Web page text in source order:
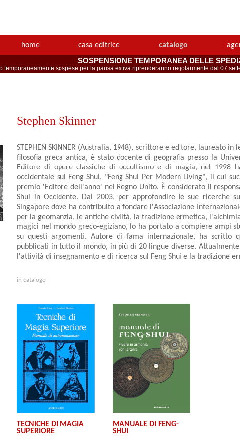
home casa editrice catalogo
SOSPENSIONE TEMPORANEA DELLE
temporaneamente sospese per la pausa estiva riprenderanno regolarmente dal 07
Stephen Skinner
STEPHEN SKINNER (Australia, 1948), scrittore e editore, laureato
filosofia greca antica, è stato docente di geografia presso la
Editore di opere classiche di occultismo e di magia, nel 1998
occidentale sul Feng Shui, "Feng Shui Per Modern Living", il cui
premio 'Editore dell'anno' nel Regno Unito. È considerato il
Shui in Occidente. Dal 2003, per approfondire le sue ricerche
Singapore dove ha contribuito a fondare l'Associazione
per la geomanzia, le antiche civiltà, la tradizione ermetica,
magici nel mondo greco-egiziano, lo ha portato a compiere ampi
su questi argomenti. Autore di fama internazionale, ha scritto
pubblicati in tutto il mondo, in più di 20 lingue diverse.
l'attività di insegnamento e di ricerca sul Feng Shui e la tradizione
in catalogo
TECNICHE DI MAGIA
SUPERIORE
MANUALE DI FENG-
SHUI